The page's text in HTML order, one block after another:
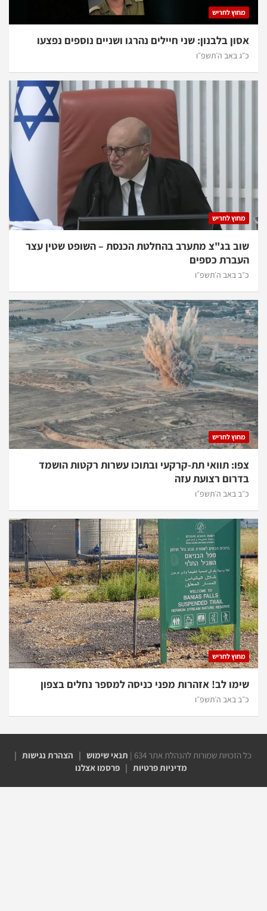
לחריש
בלבנון: שני חיילים נהרגו ושניים נוספים נפצעו
באב ה׳תשפ״ו
לחריש
בג"צ מתערב בהחלטת הכנסת – השופט שטין עצר
כספים
באב ה׳תשפ״ו
לחריש
תוואי תת-קרקעי ובתוכו עשרות רקטות הושמד
רצועת עזה
באב ה׳תשפ״ו
לחריש
לב! אזהרות מפני כניסה למספר נחלים בצפון
באב ה׳תשפ״ו
שמורות להנהלת אתר 634 | תנאי שימוש|הצהרת נגישות |
מדיניות פרטיות|פרסמו אצלנו